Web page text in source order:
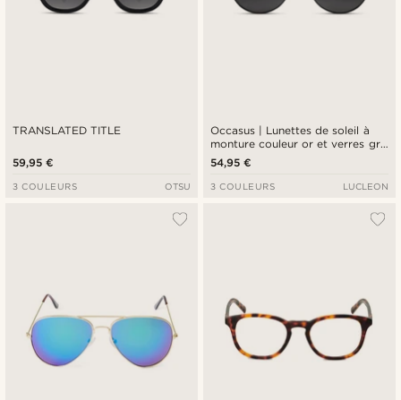
TRANSLATED TITLE
59,95 €
3 COULEURS OTSU
Occasus | Lunettes de soleil à
monture couleur or et verres gris
polarisés
54,95 €
3 COULEURS LUCLEON